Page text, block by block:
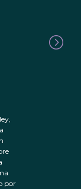
por